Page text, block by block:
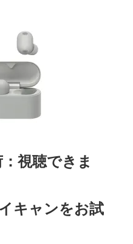
視聴できま
キャンをお試